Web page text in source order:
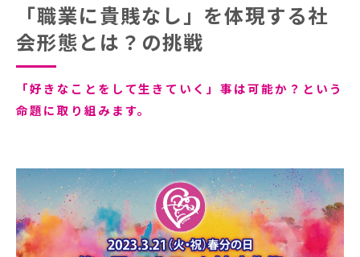
「職業に貴賎なし」を体現する社
会形態とは？の挑戦
「好きなことをして生きていく」事は可能か？という
命題に取り組みます。